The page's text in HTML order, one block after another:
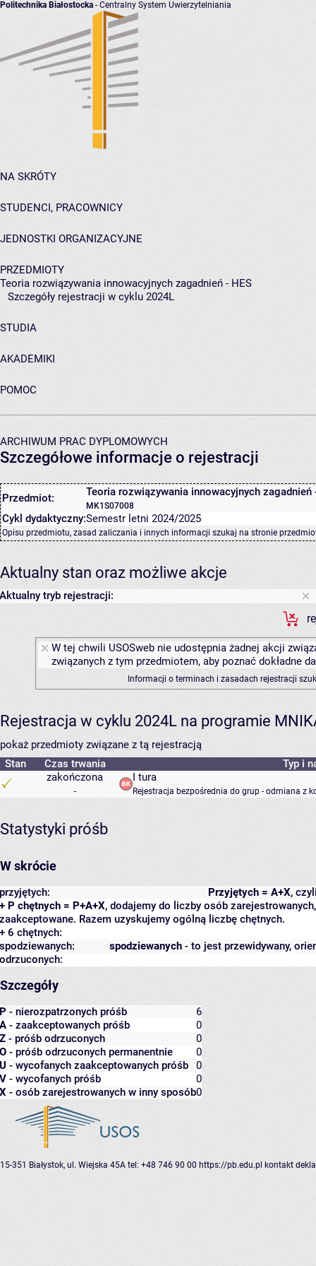
Politechnika Białostocka - Centralny System Uwierzytelniania
NA SKRÓTY
STUDENCI, PRACOWNICY
JEDNOSTKI ORGANIZACYJNE
PRZEDMIOTY
Teoria rozwiązywania innowacyjnych zagadnień - HES
Szczegóły rejestracji w cyklu 2024L
STUDIA
AKADEMIKI
POMOC
ARCHIWUM PRAC DYPLOMOWYCH
Szczegółowe informacje o rejestracji
Przedmiot: Teoria rozwiązywania innowacyjnych zagadnień
MK1S07008
Cykl dydaktyczny:Semestr letni 2024/2025
Opisu przedmiotu, zasad zaliczania i innych informacji szukaj na stronie
Aktualny stan oraz możliwe akcje
Aktualny tryb rejestracji:
W tej chwili USOSweb nie udostępnia żadnej akcji
związanych z tym przedmiotem, aby poznać dokładne
Informacji o terminach i zasadach rejestracji
Rejestracja w cyklu 2024L na programie
pokaż przedmioty związane z tą rejestracją
Stan
Czas trwania
Typ i
zakończona
-
I tura
Rejestracja bezpośrednia do grup - odmiana z
Statystyki próśb
W skrócie
Przyjętych = A+X,
przyjętych:
+ P chętnych = P+A+X, dodajemy do liczby osób
zaakceptowane. Razem uzyskujemy ogólną liczbę chętnych.
+ 6 chętnych:
spodziewanych - to jest przewidywany,
spodziewanych:
odrzuconych:
Szczegóły
P - nierozpatrzonych próśb
6
A - zaakceptowanych próśb
0
Z - próśb odrzuconych
0
O - próśb odrzuconych permanentnie
0
U - wycofanych zaakceptowanych próśb
0
V - wycofanych próśb
0
X - osób zarejestrowanych w inny sposób0
15-351 Białystok, ul. Wiejska 45A tel: +48 746 90 00 https://pb.edu.pl kontakt